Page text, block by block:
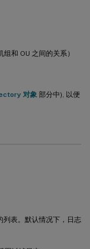
和 OU 之间的关系）
对象 部分中), 以便
列表。默认情况下，日志